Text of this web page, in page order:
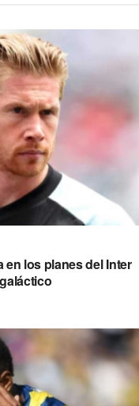
en los planes del Inter